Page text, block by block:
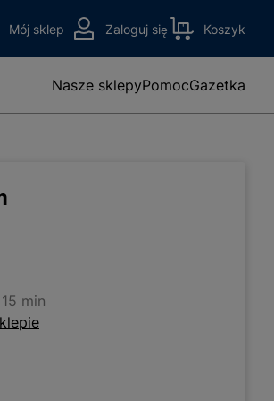
Mój sklep Zaloguj się Koszyk
Nasze sklepyPomocGazetka
min